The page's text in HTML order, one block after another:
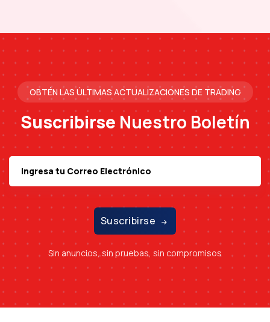
OBTÉN LAS ÚLTIMAS ACTUALIZACIONES DE TRADING
Suscribirse Nuestro Boletín
Suscribirse
Sin anuncios, sin pruebas, sin compromisos